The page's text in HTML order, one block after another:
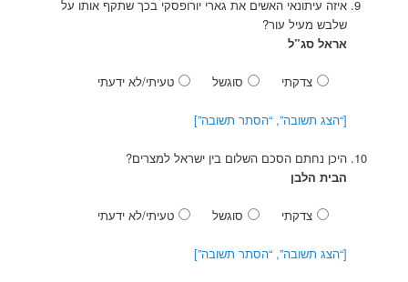
איזה עיתונאי האשים את גארי יורופסקי בכך שתקף אותו על
שלבש מעיל עור?
אראל סג”ל
צדקתי סוגשל טעיתי/לא ידעתי
[“הצג תשובה”, “הסתר תשובה”]
היכן נחתם הסכם השלום בין ישראל למצרים?
הבית הלבן
צדקתי סוגשל טעיתי/לא ידעתי
[“הצג תשובה”, “הסתר תשובה”]